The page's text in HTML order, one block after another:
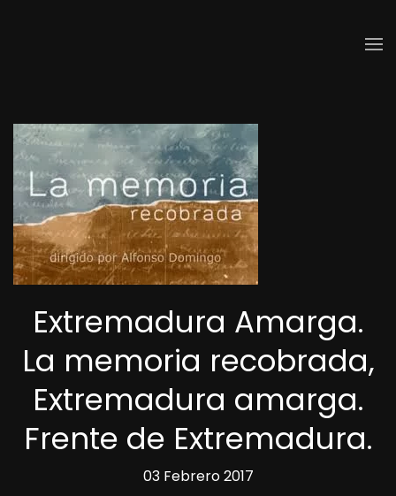
Extremadura Amarga.
La memoria recobrada,
Extremadura amarga.
Frente de Extremadura.
03 Febrero 2017